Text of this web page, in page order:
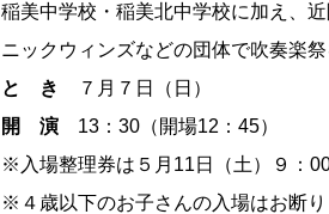
稲美中学校・稲美北中学校に加え、
ニックウィンズなどの団体で吹奏楽祭
と き
７月７日（日）
開 演 13：30（開場12：45）
※入場整理券は５月11日（土）９：
※４歳以下のお子さんの入場はお断り